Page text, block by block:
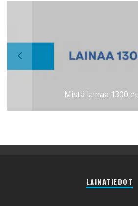
Mistä lainaa 1300
LAINATIEDOT